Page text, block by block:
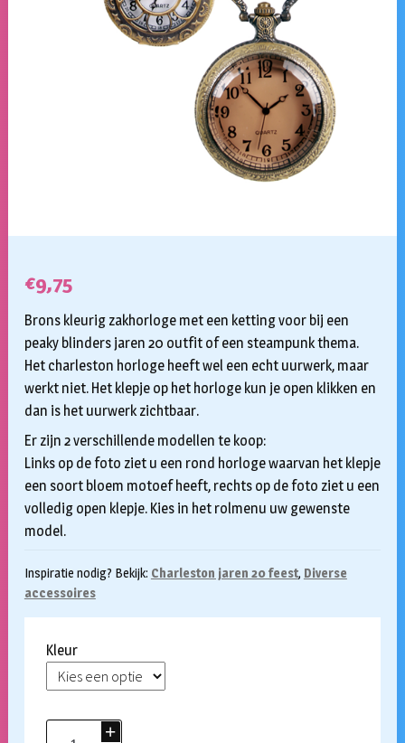
€9,75
Brons kleurig zakhorloge met een ketting voor bij een
peaky blinders jaren 20 outfit of een steampunk thema.
Het charleston horloge heeft wel een echt uurwerk, maar
werkt niet. Het klepje op het horloge kun je open klikken en
dan is het uurwerk zichtbaar.
Er zijn 2 verschillende modellen te koop:
Links op de foto ziet u een rond horloge waarvan het klepje
een soort bloem motoef heeft, rechts op de foto ziet u een
volledig open klepje. Kies in het rolmenu uw gewenste
model.
Inspiratie nodig? Bekijk: Charleston jaren 20 feest, Diverse
accessoires
Kleur
Zakhorloge